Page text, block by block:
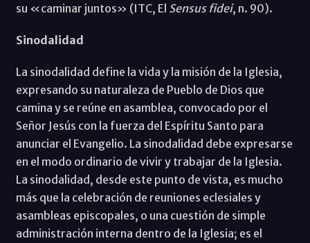
su «caminar juntos» (ITC, El Sensus fidei, n. 90).
Sinodalidad
La sinodalidad define la vida y la misión de la Iglesia,
expresando su naturaleza de Pueblo de Dios que
camina y se reúne en asamblea, convocado por el
Señor Jesús con la fuerza del Espíritu Santo para
anunciar el Evangelio. La sinodalidad debe expresarse
en el modo ordinario de vivir y trabajar de la Iglesia.
La sinodalidad, desde este punto de vista, es mucho
más que la celebración de reuniones eclesiales y
asambleas episcopales, o una cuestión de simple
administración interna dentro de la Iglesia; es el